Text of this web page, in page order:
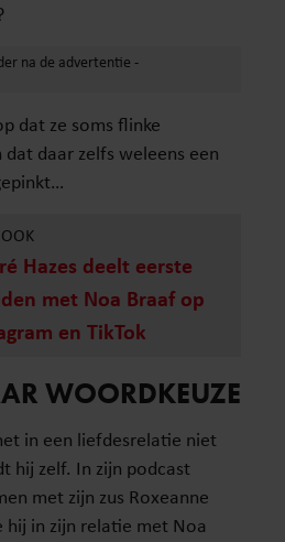
dat ze soms flinke
dat daar zelfs weleens een
Hazes deelt eerste
met Noa Braaf op
en TikTok
WOORDKEUZE
in een liefdesrelatie niet
hij zelf. In zijn podcast
met zijn zus Roxeanne
in zijn relatie met Noa